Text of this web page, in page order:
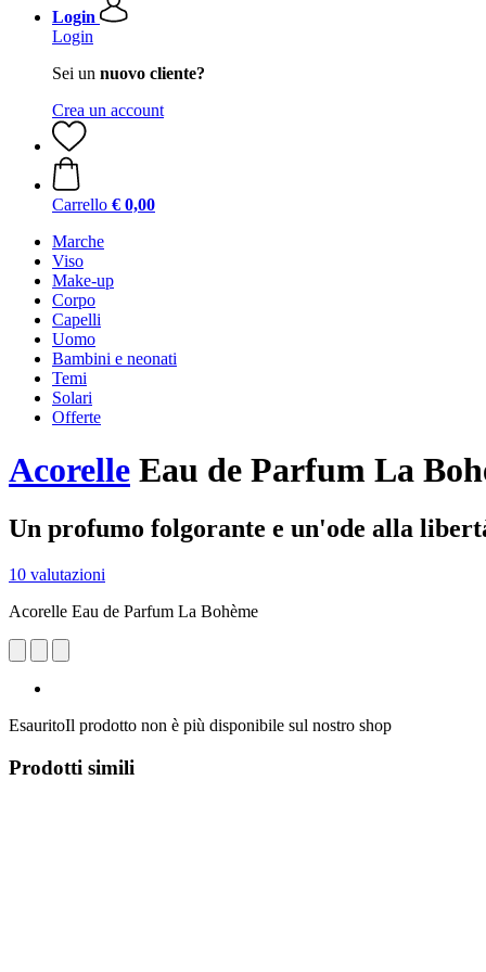
Login
Login
Sei un nuovo cliente?
Crea un account
Carrello € 0,00
Marche
Viso
Make-up
Corpo
Capelli
Uomo
Bambini e neonati
Temi
Solari
Offerte
Acorelle Eau de Parfum La
Un profumo folgorante e un'ode alla
10 valutazioni
Acorelle Eau de Parfum La Bohème
EsauritoIl prodotto non è più disponibile sul nostro shop
Prodotti simili